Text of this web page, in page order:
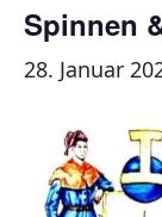
Spinnen
28. Januar